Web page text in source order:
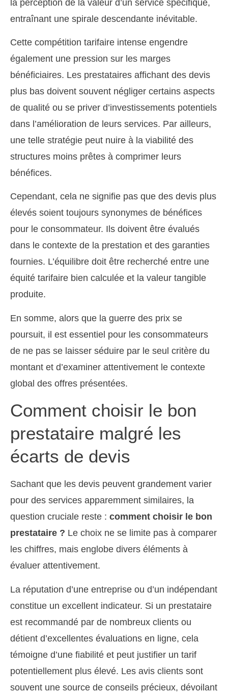
la perception de la valeur d’un service spécifique,
entraînant une spirale descendante inévitable.
Cette compétition tarifaire intense engendre
également une pression sur les marges
bénéficiaires. Les prestataires affichant des devis
plus bas doivent souvent négliger certains aspects
de qualité ou se priver d’investissements potentiels
dans l’amélioration de leurs services. Par ailleurs,
une telle stratégie peut nuire à la viabilité des
structures moins prêtes à comprimer leurs
bénéfices.
Cependant, cela ne signifie pas que des devis plus
élevés soient toujours synonymes de bénéfices
pour le consommateur. Ils doivent être évalués
dans le contexte de la prestation et des garanties
fournies. L’équilibre doit être recherché entre une
équité tarifaire bien calculée et la valeur tangible
produite.
En somme, alors que la guerre des prix se
poursuit, il est essentiel pour les consommateurs
de ne pas se laisser séduire par le seul critère du
montant et d’examiner attentivement le contexte
global des offres présentées.
Comment choisir le bon
prestataire malgré les
écarts de devis
Sachant que les devis peuvent grandement varier
pour des services apparemment similaires, la
question cruciale reste : comment choisir le bon
prestataire ? Le choix ne se limite pas à comparer
les chiffres, mais englobe divers éléments à
évaluer attentivement.
La réputation d’une entreprise ou d’un indépendant
constitue un excellent indicateur. Si un prestataire
est recommandé par de nombreux clients ou
détient d’excellentes évaluations en ligne, cela
témoigne d’une fiabilité et peut justifier un tarif
potentiellement plus élevé. Les avis clients sont
souvent une source de conseils précieux, dévoilant